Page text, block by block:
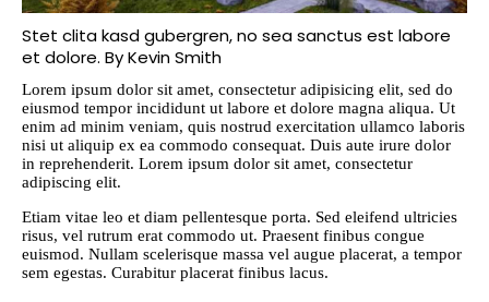
Stet clita kasd gubergren, no sea sanctus est labore
et dolore. ByKevin Smith
Lorem ipsum dolor sit amet, consectetur adipisicing elit, sed do
eiusmod tempor incididunt ut labore et dolore magna aliqua. Ut
enim ad minim veniam, quis nostrud exercitation ullamco laboris
nisi ut aliquip ex ea commodo consequat. Duis aute irure dolor
in reprehenderit. Lorem ipsum dolor sit amet, consectetur
adipiscing elit.
Etiam vitae leo et diam pellentesque porta. Sed eleifend ultricies
risus, vel rutrum erat commodo ut. Praesent finibus congue
euismod. Nullam scelerisque massa vel augue placerat, a tempor
sem egestas. Curabitur placerat finibus lacus.